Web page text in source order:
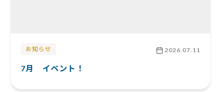
お知らせ 2026.07.11
7月 イベント！